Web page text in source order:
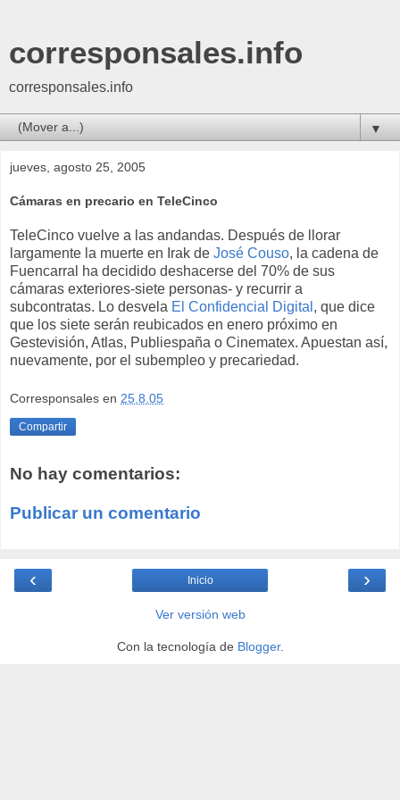
corresponsales.info
corresponsales.info
▼
jueves, agosto 25, 2005
Cámaras en precario en TeleCinco
TeleCinco vuelve a las andandas. Después de llorar
largamente la muerte en Irak de José Couso, la cadena de
Fuencarral ha decidido deshacerse del 70% de sus
cámaras exteriores-siete personas- y recurrir a
subcontratas. Lo desvela El Confidencial Digital , que dice
que los siete serán reubicados en enero próximo en
Gestevisión, Atlas, Publiespaña o Cinematex. Apuestan así,
nuevamente, por el subempleo y precariedad.
Corresponsales en 25.8.05
Compartir
No hay comentarios:
Publicar un comentario
‹ ›
Inicio
Ver versión web
Con la tecnología de Blogger.